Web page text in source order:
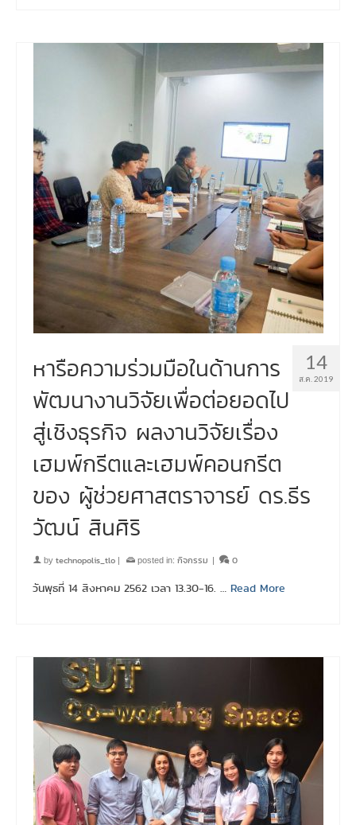
14
ส.ค. 2019
หารือความร่วมมือในด้านการ
พัฒนางานวิจัยเพื่อต่อยอดไป
สู่เชิงธุรกิจ ผลงานวิจัยเรื่อง
เฮมพ์กรีตและเฮมพ์คอนกรีต
ของ ผู้ช่วยศาสตราจารย์ ดร.ธีร
วัฒน์ สินศิริ
by technopolis_tlo | posted in: กิจกรรม | 0
วันพุธที่ 14 สิงหาคม 2562 เวลา 13.30-16. … Read More